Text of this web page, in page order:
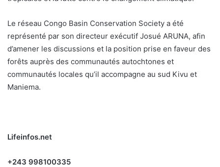
Le réseau Congo Basin Conservation Society a été
représenté par son directeur exécutif Josué ARUNA, afin
d’amener les discussions et la position prise en faveur des
forêts auprès des communautés autochtones et
communautés locales qu’il accompagne au sud Kivu et
Maniema.
Lifeinfos.net
+243 998100335